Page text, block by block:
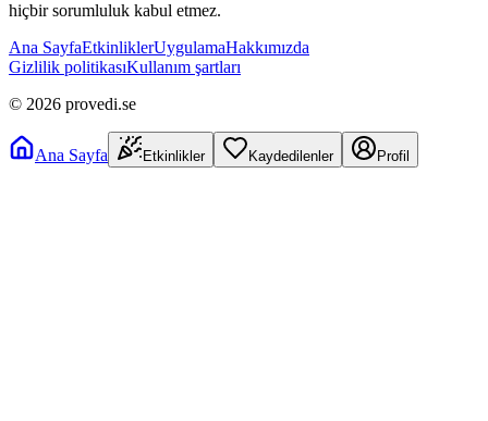
hiçbir sorumluluk kabul etmez.
Ana SayfaEtkinliklerUygulamaHakkımızda
Gizlilik politikasıKullanım şartları
© 2026 provedi.se
Ana Sayfa Etkinlikler Kaydedilenler Profil